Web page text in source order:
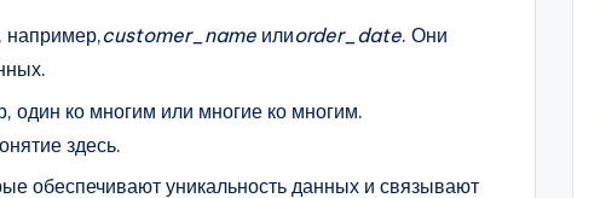
например,customer_name илиorder_date. Они
ко многим или многие ко многим.
здесь.
обеспечивают уникальность данных и связывают